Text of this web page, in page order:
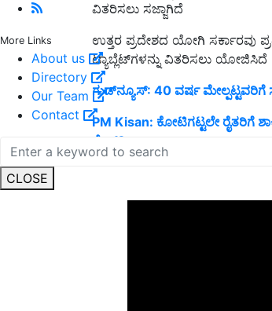
More Links
About us
Directory
Our Team
Contact
CLOSE
ವಿತರಿಸಲು ಸಜ್ಜಾಗಿದೆ
ಉತ್ತರ ಪ್ರದೇಶದ ಯೋಗಿ ಸರ್ಕಾರವು
ಟ್ಯಾಬ್ಲೆಟ್‌ಗಳನ್ನು ವಿತರಿಸಲು
ಗುಡ್‌ನ್ಯೂಸ್‌: 40 ವರ್ಷ
PM Kisan: ಕೋಟಿಗಟ್ಟಲೇ ರೈತರಿಗೆ
ಸೇಫ್‌?